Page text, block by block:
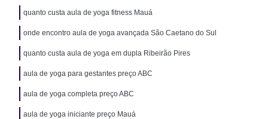
quanto custa aula de yoga fitness Mauá
onde encontro aula de yoga avançada São Caetano do Sul
quanto custa aula de yoga em dupla Ribeirão Pires
aula de yoga para gestantes preço ABC
aula de yoga completa preço ABC
aula de yoga iniciante preço Mauá